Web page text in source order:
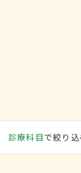
診療科目で絞り込